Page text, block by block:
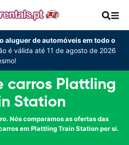
aluguer de automóveis em todo o
é válida até 11 de agosto de 2026
carros Plattling
Station
Nós comparamos as ofertas das
em Plattling Train Station por si.